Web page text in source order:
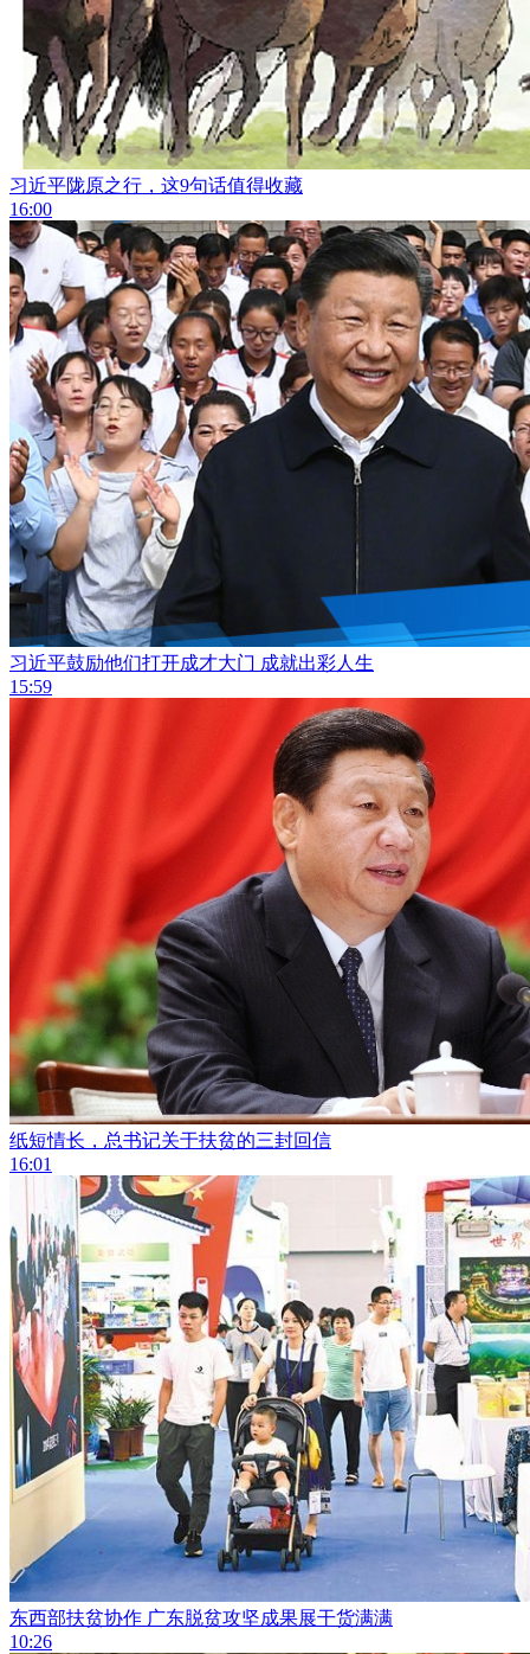
习近平陇原之行，这9句话值得收藏
16:00
习近平鼓励他们打开成才大门 成就出彩人生
15:59
纸短情长，总书记关于扶贫的三封回信
16:01
东西部扶贫协作 广东脱贫攻坚成果展干货满满
10:26